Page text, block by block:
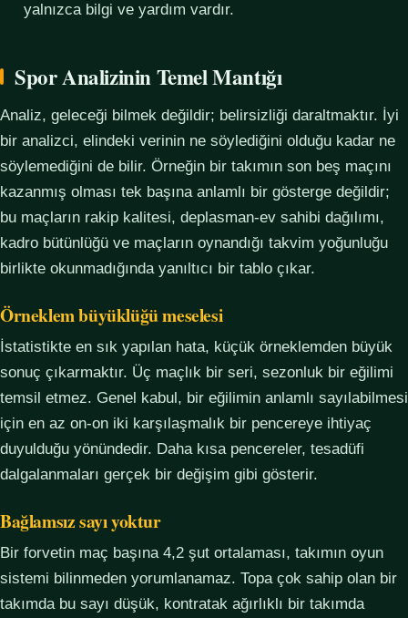
yalnızca bilgi ve yardım vardır.
Spor Analizinin Temel Mantığı
Analiz, geleceği bilmek değildir; belirsizliği daraltmaktır. İyi
bir analizci, elindeki verinin ne söylediğini olduğu kadar ne
söylemediğini de bilir. Örneğin bir takımın son beş maçını
kazanmış olması tek başına anlamlı bir gösterge değildir;
bu maçların rakip kalitesi, deplasman-ev sahibi dağılımı,
kadro bütünlüğü ve maçların oynandığı takvim yoğunluğu
birlikte okunmadığında yanıltıcı bir tablo çıkar.
Örneklem büyüklüğü meselesi
İstatistikte en sık yapılan hata, küçük örneklemden büyük
sonuç çıkarmaktır. Üç maçlık bir seri, sezonluk bir eğilimi
temsil etmez. Genel kabul, bir eğilimin anlamlı sayılabilmesi
için en az on-on iki karşılaşmalık bir pencereye ihtiyaç
duyulduğu yönündedir. Daha kısa pencereler, tesadüfi
dalgalanmaları gerçek bir değişim gibi gösterir.
Bağlamsız sayı yoktur
Bir forvetin maç başına 4,2 şut ortalaması, takımın oyun
sistemi bilinmeden yorumlanamaz. Topa çok sahip olan bir
takımda bu sayı düşük, kontratak ağırlıklı bir takımda